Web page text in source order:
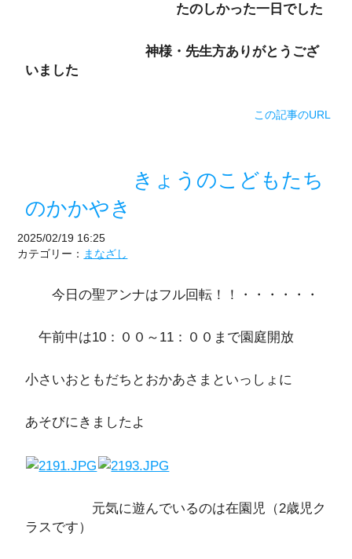
たのしかった一日でした
神様・先生方ありがとうござ
いました
この記事のURL
きょうのこどもたち
のかかやき
2025/02/19 16:25
カテゴリー： まなざし
今日の聖アンナはフル回転！！・・・・・・
午前中は10：００～11：００まで園庭開放
小さいおともだちとおかあさまといっしょに
あそびにきましたよ
元気に遊んでいるのは在園児（2歳児ク
ラスです）